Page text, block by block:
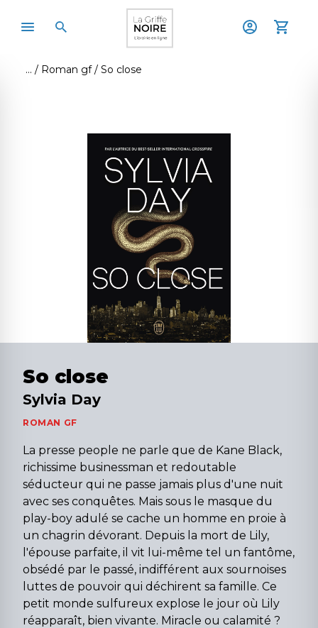
Roman gf So close
So close
Sylvia Day
ROMAN GF
La presse people ne parle que de Kane Black,
richissime businessman et redoutable
séducteur qui ne passe jamais plus d'une nuit
avec ses conquêtes. Mais sous le masque du
play-boy adulé se cache un homme en proie à
un chagrin dévorant. Depuis la mort de Lily,
l'épouse parfaite, il vit lui-même tel un fantôme,
obsédé par le passé, indifférent aux sournoises
luttes de pouvoir qui déchirent sa famille. Ce
petit monde sulfureux explose le jour où Lily
réapparaît, bien vivante. Miracle ou calamité ?